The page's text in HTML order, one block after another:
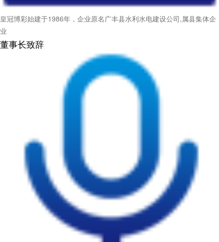
皇冠博彩始建于1986年，企业原名广丰县水利水电建设公司,属县集体企
业
董事长致辞